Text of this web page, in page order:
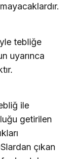
tebliğe
uyarınca
ile
getirilen
çıkan